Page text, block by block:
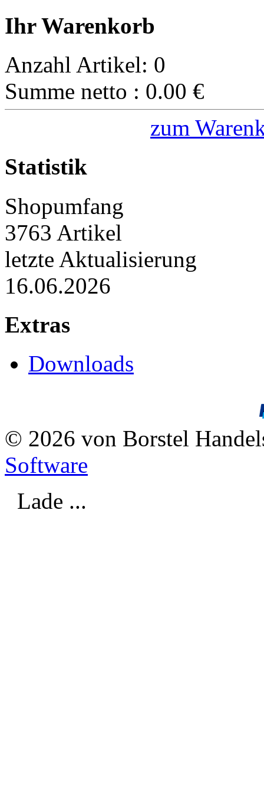
Ihr Warenkorb
Anzahl Artikel: 0
Summe netto : 0.00 €
zum
Statistik
Shopumfang
3763 Artikel
letzte Aktualisierung
16.06.2026
Extras
Downloads
© 2026 von Borstel
Software
Lade ...